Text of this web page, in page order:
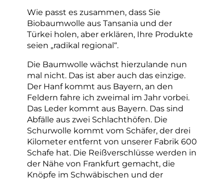
Wie passt es zusammen, dass Sie
Biobaumwolle aus Tansania und der
Türkei holen, aber erklären, Ihre Produkte
seien „radikal regional“.
Die Baumwolle wächst hierzulande nun
mal nicht. Das ist aber auch das einzige.
Der Hanf kommt aus Bayern, an den
Feldern fahre ich zweimal im Jahr vorbei.
Das Leder kommt aus Bayern. Das sind
Abfälle aus zwei Schlachthöfen. Die
Schurwolle kommt vom Schäfer, der drei
Kilometer entfernt von unserer Fabrik 600
Schafe hat. Die Reißverschlüsse werden in
der Nähe von Frankfurt gemacht, die
Knöpfe im Schwäbischen und der